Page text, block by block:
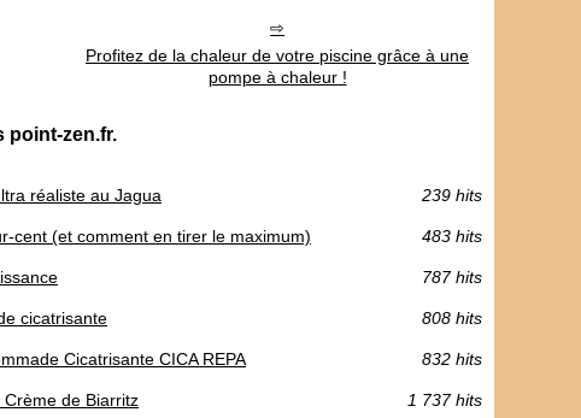
Profitez de la chaleur de votre piscine grâce à une
pompe à chaleur !
point-zen.fr.
réaliste au Jagua 239 hits
cent (et comment en tirer le maximum) 483 hits
787 hits
cicatrisante 808 hits
Cicatrisante CICA REPA 832 hits
de Biarritz 1 737 hits